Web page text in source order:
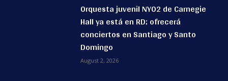
Orquesta juvenil NYO2 de Carnegie
Hall ya está en RD; ofrecerá
conciertos en Santiago y Santo
Domingo
August 2, 2026